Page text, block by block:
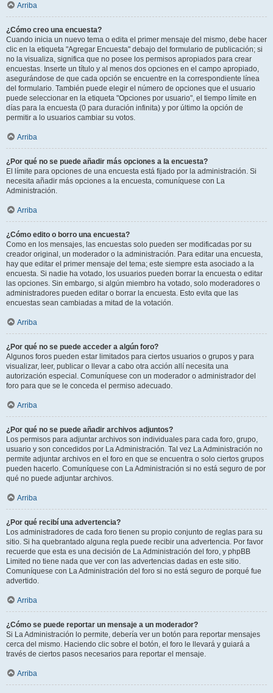
Arriba
¿Cómo creo una encuesta?
Cuando inicia un nuevo tema o edita el primer mensaje del mismo, debe hacer
clic en la etiqueta "Agregar Encuesta" debajo del formulario de publicación; si
no la visualiza, significa que no posee los permisos apropiados para crear
encuestas. Inserte un título y al menos dos opciones en el campo apropiado,
asegurándose de que cada opción se encuentre en la correspondiente línea
del formulario. También puede elegir el número de opciones que el usuario
puede seleccionar en la etiqueta "Opciones por usuario", el tiempo límite en
días para la encuesta (0 para duración infinita) y por último la opción de
permitir a lo usuarios cambiar su votos.
Arriba
¿Por qué no se puede añadir más opciones a la encuesta?
El límite para opciones de una encuesta está fijado por la administración. Si
necesita añadir más opciones a la encuesta, comuníquese con La
Administración.
Arriba
¿Cómo edito o borro una encuesta?
Como en los mensajes, las encuestas solo pueden ser modificadas por su
creador original, un moderador o la administración. Para editar una encuesta,
hay que editar el primer mensaje del tema; este siempre esta asociado a la
encuesta. Si nadie ha votado, los usuarios pueden borrar la encuesta o editar
las opciones. Sin embargo, si algún miembro ha votado, solo moderadores o
administradores pueden editar o borrar la encuesta. Esto evita que las
encuestas sean cambiadas a mitad de la votación.
Arriba
¿Por qué no se puede acceder a algún foro?
Algunos foros pueden estar limitados para ciertos usuarios o grupos y para
visualizar, leer, publicar o llevar a cabo otra acción allí necesita una
autorización especial. Comuníquese con un moderador o administrador del
foro para que se le conceda el permiso adecuado.
Arriba
¿Por qué no se puede añadir archivos adjuntos?
Los permisos para adjuntar archivos son individuales para cada foro, grupo,
usuario y son concedidos por La Administración. Tal vez La Administración no
permite adjuntar archivos en el foro en que se encuentra o solo ciertos grupos
pueden hacerlo. Comuníquese con La Administración si no está seguro de por
qué no puede adjuntar archivos.
Arriba
¿Por qué recibí una advertencia?
Los administradores de cada foro tienen su propio conjunto de reglas para su
sitio. Si ha quebrantado alguna regla puede recibir una advertencia. Por favor
recuerde que esta es una decisión de La Administración del foro, y phpBB
Limited no tiene nada que ver con las advertencias dadas en este sitio.
Comuníquese con La Administración del foro si no está seguro de porqué fue
advertido.
Arriba
¿Cómo se puede reportar un mensaje a un moderador?
Si La Administración lo permite, debería ver un botón para reportar mensajes
cerca del mismo. Haciendo clic sobre el botón, el foro le llevará y guiará a
través de ciertos pasos necesarios para reportar el mensaje.
Arriba